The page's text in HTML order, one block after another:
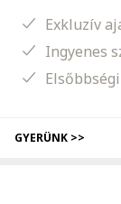
Exkluzív
Ingyenes
GYERÜNK >>